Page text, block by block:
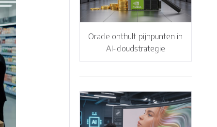
Oracle onthult pijnpunten in
AI-cloudstrategie